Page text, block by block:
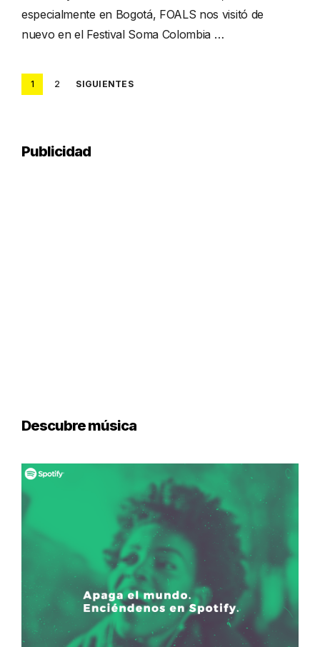
especialmente en Bogotá, FOALS nos visitó de
nuevo en el Festival Soma Colombia …
Posts
1 2 SIGUIENTES
Publicidad
Descubre música